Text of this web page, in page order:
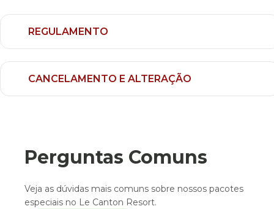
REGULAMENTO
CANCELAMENTO E ALTERAÇÃO
Perguntas Comuns
Veja as dúvidas mais comuns sobre nossos pacotes
especiais no Le Canton Resort.